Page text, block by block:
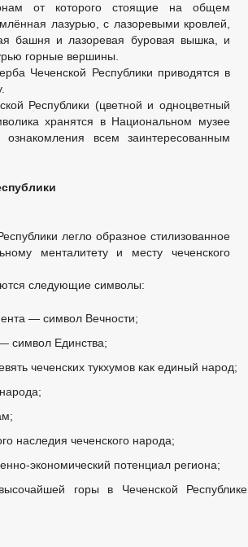
от которого стоящие на общем
лазурью, с лазоревыми кровлей,
башня и лазоревая буровая вышка, и
горные вершины.
Чеченской Республики приводятся в
Республики (цветной и одноцветный
хранятся в Национальном музее
всем заинтересованным
легло образное стилизованное
менталитету и месту чеченского
следующие символы:
— символ Вечности;
символ Единства;
чеченских тукхумов как единый народ;
наследия чеченского народа;
экономический потенциал региона;
горы в Чеченской Республике